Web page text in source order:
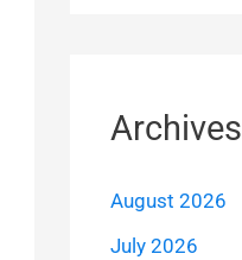
Archives
August 2026
July 2026